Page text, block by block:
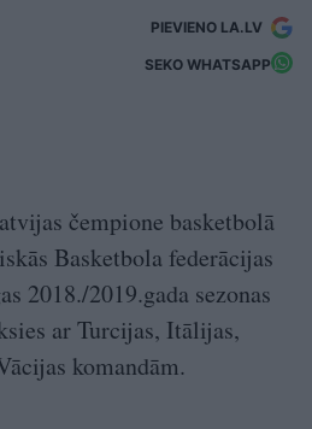
PIEVIENO LA.LV
SEKO WHATSAPP
čempione basketbolā
Basketbola federācijas
2018./2019.gada sezonas
ar Turcijas, Itālijas,
komandām.